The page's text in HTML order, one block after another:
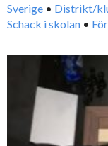
Sverige • Distrikt/
Schack i skolan •